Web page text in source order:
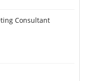
Consultant